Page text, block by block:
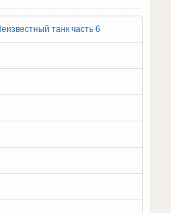
танк часть 6